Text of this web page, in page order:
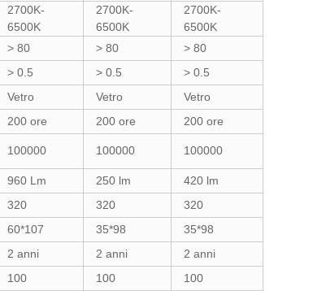
2700K-
6500K
2700K-
6500K
2700K-
6500K
> 80 > 80
> 80
> 0.5 > 0.5
> 0.5
Vetro Vetro
Vetro
200 ore 200 ore
200 ore
100000 100000 100000
960 Lm 250 lm
420 lm
320 320
320
60*107 35*98
35*98
2 anni 2 anni
2 anni
100 100
100